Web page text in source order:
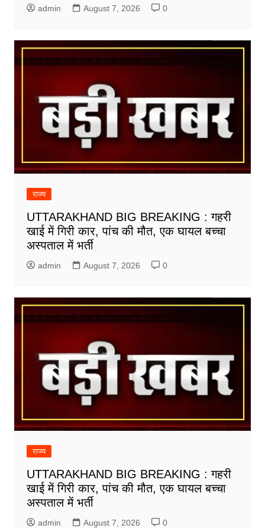
admin August 7, 2026 0
राज्य
UTTARAKHAND BIG BREAKING : गहरी
खाई में गिरी कार, पांच की मौत, एक घायल बच्चा
अस्पताल में भर्ती
admin August 7, 2026 0
राज्य
UTTARAKHAND BIG BREAKING : गहरी
खाई में गिरी कार, पांच की मौत, एक घायल बच्चा
अस्पताल में भर्ती
admin August 7, 2026 0